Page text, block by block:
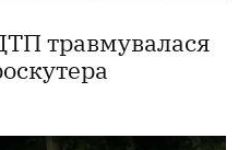
травмувалася